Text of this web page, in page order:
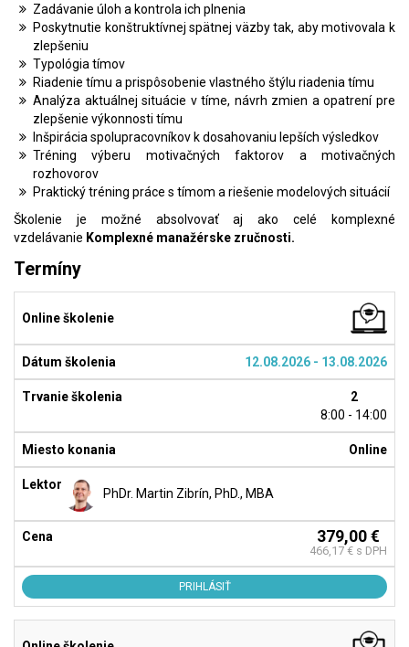
Zadávanie úloh a kontrola ich plnenia
Poskytnutie konštruktívnej spätnej väzby tak, aby motivovala k
zlepšeniu
Typológia tímov
Riadenie tímu a prispôsobenie vlastného štýlu riadenia tímu
Analýza aktuálnej situácie v tíme, návrh zmien a opatrení pre
zlepšenie výkonnosti tímu
Inšpirácia spolupracovníkov k dosahovaniu lepších výsledkov
Tréning výberu motivačných faktorov a motivačných
rozhovorov
Praktický tréning práce s tímom a riešenie modelových situácií
Školenie je možné absolvovať aj ako celé komplexné
vzdelávanie Komplexné manažérske zručnosti.
Termíny
12.08.2026 - 13.08.2026
2
8:00 - 14:00
Online
PhDr. Martin Zibrín, PhD., MBA
379,00 €
466,17 € s DPH
PRIHLÁSIŤ